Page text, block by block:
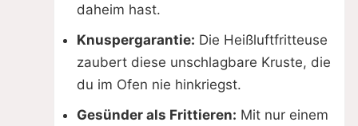
daheim hast.
Knuspergarantie: Die Heißluftfritteuse
zaubert diese unschlagbare Kruste, die
du im Ofen nie hinkriegst.
Gesünder als Frittieren: Mit nur einem